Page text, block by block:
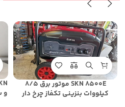
SKN 8500E موتور برق 8/5
کیلووات بنزینی تکفاز چرخ دار